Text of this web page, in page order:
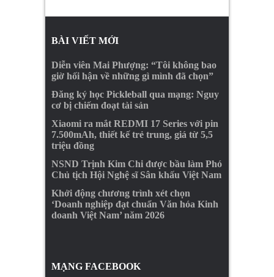
BÀI VIẾT MỚI
Diễn viên Mai Phượng: “Tôi không bao
giờ hối hận về những gì mình đã chọn”
Đăng ký học Pickleball qua mạng: Nguy
cơ bị chiếm đoạt tài sản
Xiaomi ra mắt REDMI 17 Series với pin
7.500mAh, thiết kế trẻ trung, giá từ 5,5
triệu đồng
NSND Trịnh Kim Chi được bầu làm Phó
Chủ tịch Hội Nghệ sĩ Sân khấu Việt Nam
Khởi động chương trình xét chọn
‘Doanh nghiệp đạt chuẩn Văn hóa Kinh
doanh Việt Nam’ năm 2026
MẠNG FACEBOOK